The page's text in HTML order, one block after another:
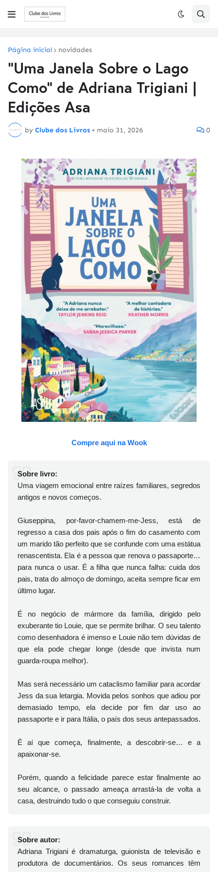
Página inicial novidades
"Uma Janela Sobre o Lago
Como" de Adriana Trigiani |
Edições Asa
by Clube dos Livros • maio 31, 2026 0
Compre aqui na Wook
Sobre livro:
Uma viagem emocional entre raízes familiares, segredos
antigos e novos começos.
Giuseppina, por-favor-chamem-me-Jess, está de
regresso a casa dos pais após o fim do casamento com
um marido tão perfeito que se confunde com uma estátua
renascentista. Ela é a pessoa que renova o passaporte…
para nunca o usar. É a filha que nunca falha: cuida dos
pais, trata do almoço de domingo, aceita sempre ficar em
último lugar.
É no negócio de mármore da família, dirigido pelo
exuberante tio Louie, que se permite brilhar. O seu talento
como desenhadora é imenso e Louie não tem dúvidas de
que ela pode chegar longe (desde que invista num
guarda-roupa melhor).
Mas será necessário um cataclismo familiar para acordar
Jess da sua letargia. Movida pelos sonhos que adiou por
demasiado tempo, ela decide por fim dar uso ao
passaporte e ir para Itália, o país dos seus antepassados.
É aí que começa, finalmente, a descobrir-se… e a
apaixonar-se.
Porém, quando a felicidade parece estar finalmente ao
seu alcance, o passado ameaça arrastá-la de volta a
casa, destruindo tudo o que conseguiu construir.
Sobre autor:
Adriana Trigiani é dramaturga, guionista de televisão e
produtora de documentários. Os seus romances têm